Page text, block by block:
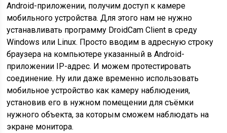
Android-приложении, получим доступ к камере
мобильного устройства. Для этого нам не нужно
устанавливать программу DroidCam Client в среду
Windows или Linux. Просто вводим в адресную строку
браузера на компьютере указанный в Android-
приложении IP-адрес. И можем протестировать
соединение. Ну или даже временно использовать
мобильное устройство как камеру наблюдения,
установив его в нужном помещении для съёмки
нужного объекта, за которым сможем наблюдать на
экране монитора.